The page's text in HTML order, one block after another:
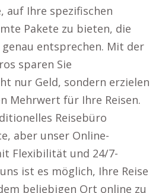
auf Ihre spezifischen
Pakete zu bieten, die
entsprechen. Mit der
sparen Sie
nur Geld, sondern erzielen
Mehrwert für Ihre Reisen.
Reisebüro
aber unser Online-
Flexibilität und 24/7-
ist es möglich, Ihre Reise
beliebigen Ort online zu